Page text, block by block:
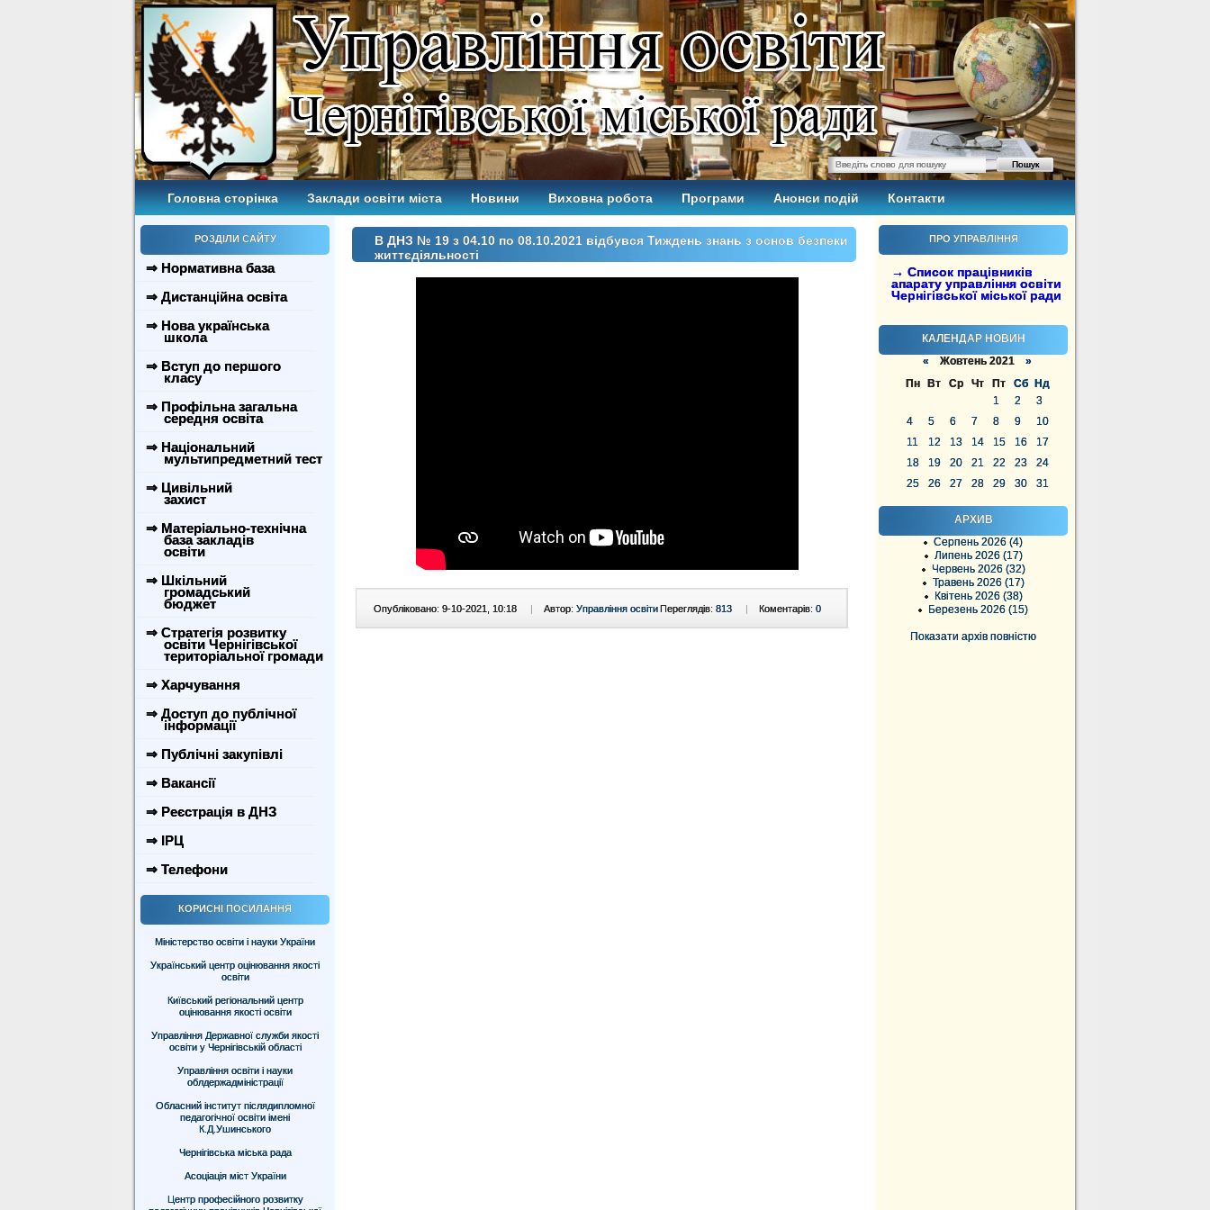
Головна сторінка Заклади освіти міста Новини Виховна робота Програми Анонси подій Контакти
РОЗДІЛИ САЙТУ
⇒ Нормативна база
⇒ Дистанційна освіта
⇒ Нова українська
школа
⇒ Вступ до першого
класу
⇒ Профільна загальна
середня освіта
⇒ Національний
мультипредметний тест
⇒ Цивільний
захист
⇒ Матеріально-технічна
база закладів
освіти
⇒ Шкільний
громадський
бюджет
⇒ Стратегія розвитку
освіти Чернігівської
територіальної громади
⇒ Харчування
⇒ Доступ до публічної
інформації
⇒ Публічні закупівлі
⇒ Вакансії
⇒ Реєстрація в ДНЗ
⇒ ІРЦ
⇒ Телефони
КОРИСНІ ПОСИЛАННЯ
Міністерство освіти і науки України
Український центр оцінювання якості
освіти
Київський регіональний центр
оцінювання якості освіти
Управління Державної служби якості
освіти у Чернігівській області
Управління освіти і науки
облдержадміністрації
Обласний інститут післядипломної
педагогічної освіти імені
К.Д.Ушинського
Чернігівська міська рада
Асоціація міст України
Центр професійного розвитку
ПРО УПРАВЛІННЯ
→ Список працівників
апарату управління освіти
Чернігівської міської ради
КАЛЕНДАР НОВИН
« Жовтень 2021 »
Пн
Вт Ср Чт Пт Сб
Нд
1
2
3
4
5 6 7 8 9
10
11
12 13 14 15 16
17
18
19 20 21 22 23
24
25
26 27 28 29 30 31
АРХИВ
Серпень 2026 (4)
Липень 2026 (17)
Червень 2026 (32)
Травень 2026 (17)
Квітень 2026 (38)
Березень 2026 (15)
Показати архів повністю
В ДНЗ № 19 з 04.10 по 08.10.2021 відбувся Тиждень знань з основ безпеки
життєдіяльності
Опубліковано: 9-10-2021, 10:18 | Автор: Управління освіти Коментарів: 0
Переглядів: 813 |